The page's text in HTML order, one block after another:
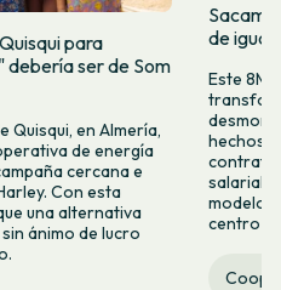
para
ser de Som
Quisqui, en Almería,
de energía
cercana e
Con esta
una alternativa
ánimo de lucro
de
Este 8M,
hechos y
salarial y
modelo
centro